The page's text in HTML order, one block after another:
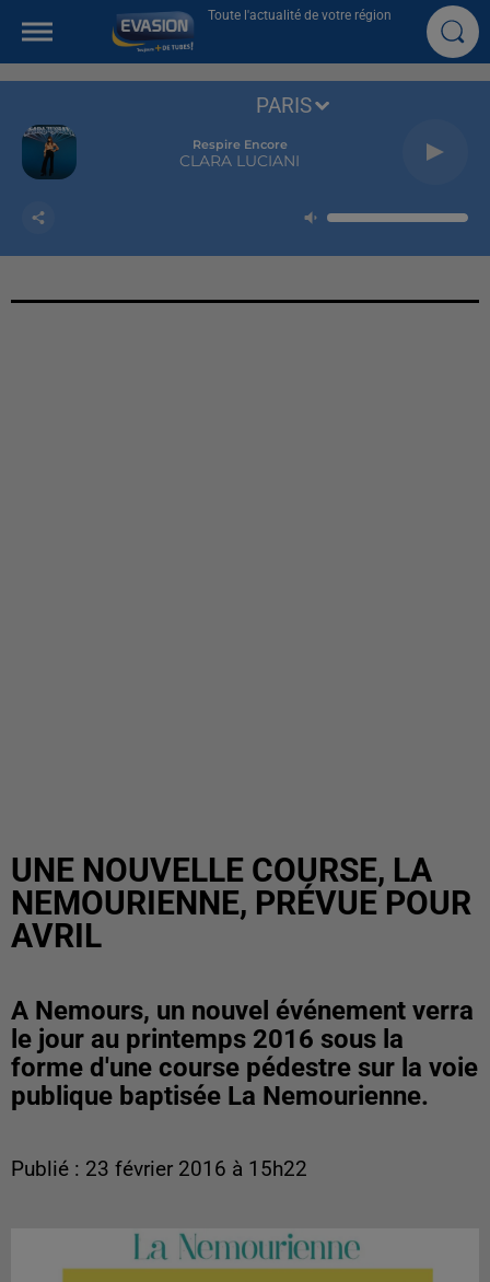
Toute l'actualité de votre région
Respire Encore
CLARA LUCIANI
PARIS
UNE NOUVELLE COURSE, LA
NEMOURIENNE, PRÉVUE POUR
AVRIL
A Nemours, un nouvel événement verra
le jour au printemps 2016 sous la
forme d'une course pédestre sur la voie
publique baptisée La Nemourienne.
Publié : 23 février 2016 à 15h22